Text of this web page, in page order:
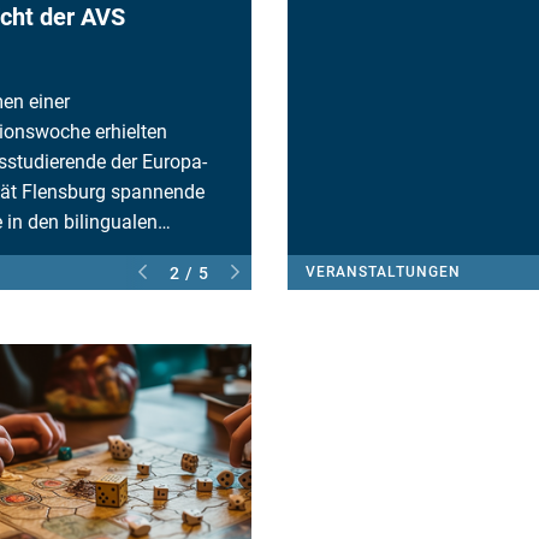
der AVS
einer
erhielten
der Europa-
Flensburg spannende
in den bilingualen…
2 / 5 VERANSTALTUNGEN